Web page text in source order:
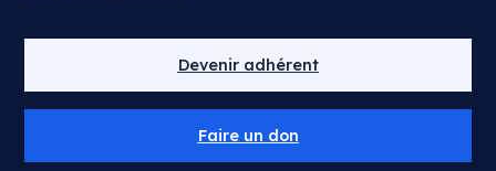
Devenir adhérent
Faire un don